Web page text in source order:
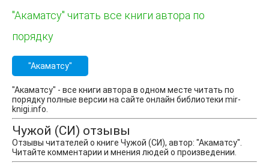
"Акаматсу" читать все книги автора по
порядку
"Акаматсу"
"Акаматсу" - все книги автора в одном месте читать по
порядку полные версии на сайте онлайн библиотеки mir-
knigi.info.
Чужой (СИ) отзывы
Отзывы читателей о книге Чужой (СИ), автор: "Акаматсу".
Читайте комментарии и мнения людей о произведении.